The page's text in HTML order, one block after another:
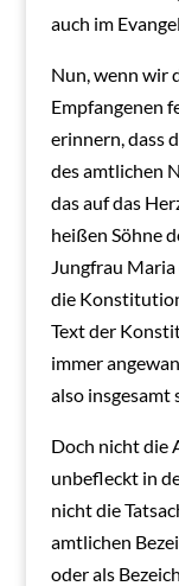
auch im
Nun, wenn wir
Empfangenen
erinnern, dass
des amtlichen
das auf das
heißen Söhne
Jungfrau
die
Text der
immer
also insgesamt
Doch nicht die
unbefleckt in
nicht die
amtlichen
oder als